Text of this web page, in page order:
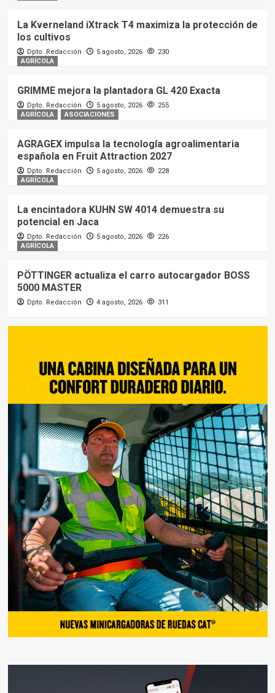
La Kverneland iXtrack T4 maximiza la protección de
los cultivos
Dpto. Redacción 5 agosto, 2026
230
AGRÍCOLA
GRIMME mejora la plantadora GL 420 Exacta
Dpto. Redacción 5 agosto, 2026
255
AGRÍCOLA
ASOCIACIONES
AGRAGEX impulsa la tecnología agroalimentaria
española en Fruit Attraction 2027
Dpto. Redacción 5 agosto, 2026
228
AGRÍCOLA
La encintadora KUHN SW 4014 demuestra su
potencial en Jaca
Dpto. Redacción 5 agosto, 2026
226
AGRÍCOLA
PÖTTINGER actualiza el carro autocargador BOSS
5000 MASTER
Dpto. Redacción 4 agosto, 2026 311